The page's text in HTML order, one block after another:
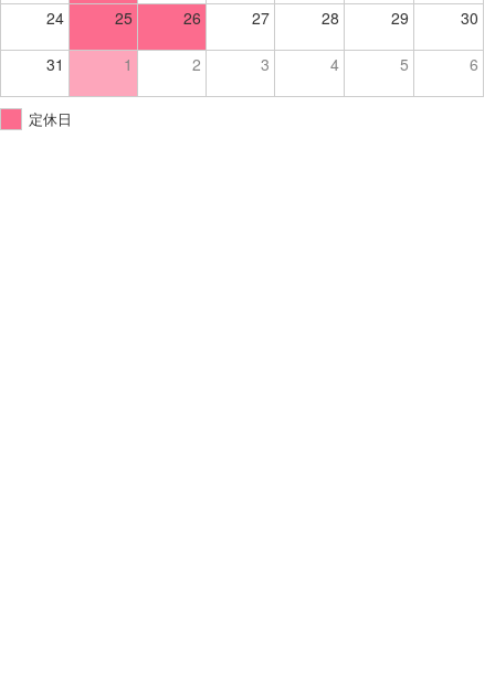
24 25 26 27 28 29 30
31 1 2 3 4 5 6
定休日